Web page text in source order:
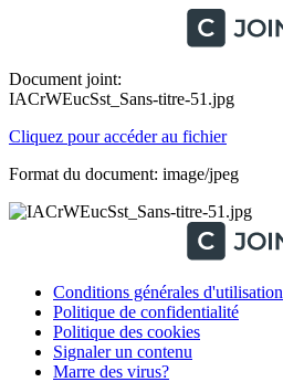
Document joint:
IACrWEucSst_Sans-titre-51.jpg
Cliquez pour accéder au fichier
Format du document: image/jpeg
Conditions générales d'utilisation
Politique de confidentialité
Politique des cookies
Signaler un contenu
Marre des virus?